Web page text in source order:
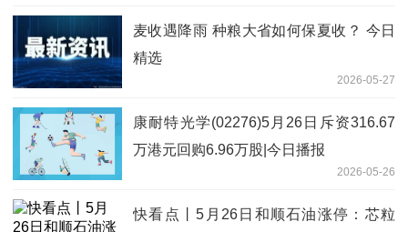
麦收遇降雨 种粮大省如何保夏收？ 今日
精选
2026-05-27
康耐特光学(02276)5月26日斥资316.67
万港元回购6.96万股|今日播报
2026-05-26
快看点丨5月26日和顺石油涨停：芯粒